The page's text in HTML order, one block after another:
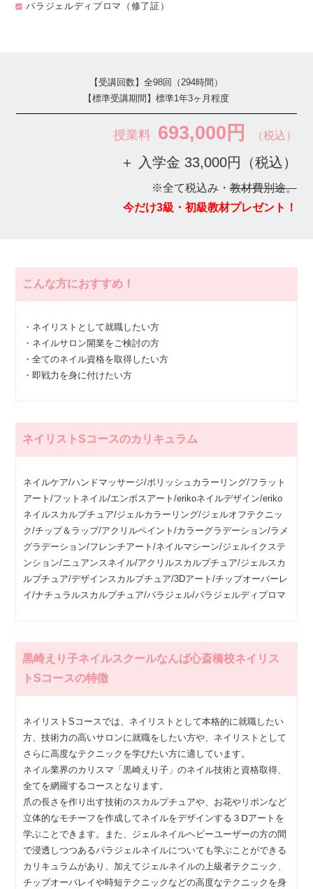
パラジェルディプロマ（修了証）
【受講回数】全98回（294時間）
【標準受講期間】標準1年3ヶ月程度
授業料 693,000円 （税込）
＋ 入学金 33,000円 （税込）
※全て税込み・教材費別途。
今だけ3級・初級教材プレゼント！
こんな方におすすめ！
・ネイリストとして就職したい方
・ネイルサロン開業をご検討の方
・全てのネイル資格を取得したい方
・即戦力を身に付けたい方
ネイリストSコースのカリキュラム
ネイルケア/ハンドマッサージ/ポリッシュカラーリング/フラット
アート/フットネイル/エンボスアート/erikoネイルデザイン/eriko
ネイルスカルプチュア/ジェルカラーリング/ジェルオフテクニッ
ク/チップ＆ラップ/アクリルペイント/カラーグラデーション/ラメ
グラデーション/フレンチアート/ネイルマシーン/ジェルイクステ
ンション/ニュアンスネイル/アクリルスカルプチュア/ジェルスカ
ルプチュア/デザインスカルプチュア/3Dアート/チップオーバーレ
イ/ナチュラルスカルプチュア/パラジェル/パラジェルディプロマ
黒崎えり子ネイルスクールなんば心斎橋校ネイリス
トSコースの特徴
ネイリストSコースでは、ネイリストとして本格的に就職したい
方、技術力の高いサロンに就職をしたい方や、ネイリストとして
さらに高度なテクニックを学びたい方に適しています。
ネイル業界のカリスマ「黒崎えり子」のネイル技術と資格取得、
全てを網羅するコースとなります。
爪の長さを作り出す技術のスカルプチュアや、お花やリボンなど
立体的なモチーフを作成してネイルをデザインする３Ⅾアートを
学ぶことできます。また、ジェルネイルヘビーユーザーの方の間
で浸透しつつあるパラジェルネイルについても学ぶことができる
カリキュラムがあり、加えてジェルネイルの上級者テクニック、
チップオーバレイや時短テクニックなどの高度なテクニックを身